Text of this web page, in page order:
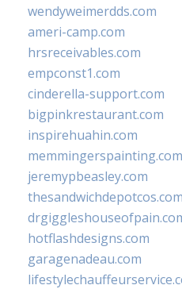
wendyweimerdds.com
ameri-camp.com
hrsreceivables.com
empconst1.com
cinderella-support.com
bigpinkrestaurant.com
inspirehuahin.com
memmingerspainting.com
jeremypbeasley.com
thesandwichdepotcos.com
hotflashdesigns.com
garagenadeau.com